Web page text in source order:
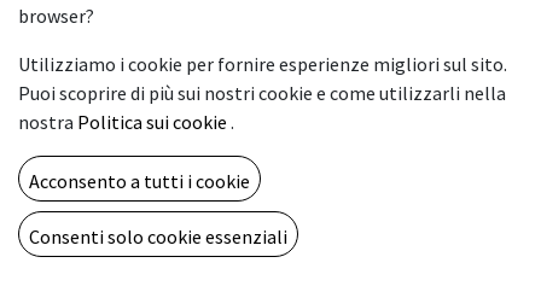
Copyright © Vemar sas
browser?
Utilizziamo i cookie per fornire esperienze migliori sul sito.
Puoi scoprire di più sui nostri cookie e come utilizzarli nella
nostra Politica sui cookie .
Acconsento a tutti i cookie
Consenti solo cookie essenziali